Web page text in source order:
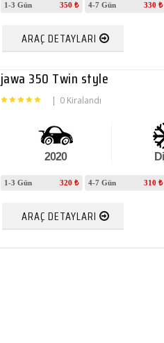
1-3 Gün 350 ₺ 4-7 Gün 330 ₺
ARAÇ DETAYLARI
jawa 350 Twin style
| 0 Kiralandı
2020
1-3 Gün 320 ₺ 4-7 Gün 310 ₺
ARAÇ DETAYLARI